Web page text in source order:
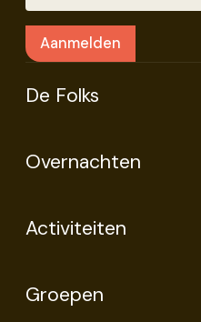
De Folks
Overnachten
Activiteiten
Groepen